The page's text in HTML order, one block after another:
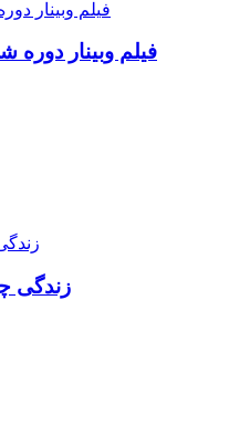
فیلم وبینار دوره
زندگی